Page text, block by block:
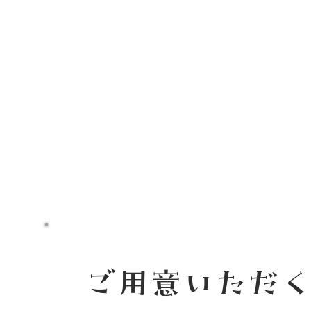
ご用意いただ